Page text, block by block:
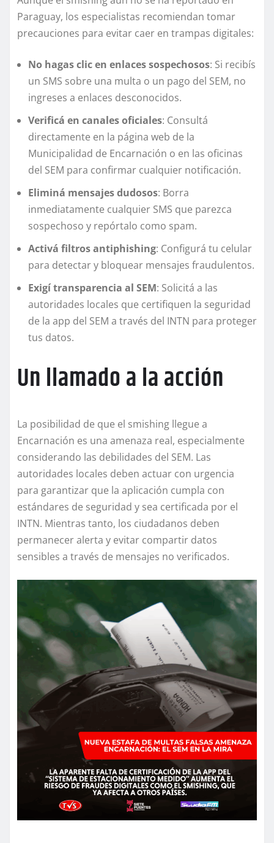
Paraguay, los especialistas recomiendan tomar
precauciones para evitar caer en trampas digitales:
No hagas clic en enlaces sospechosos: Si recibís
un SMS sobre una multa o un pago del SEM, no
ingreses a enlaces desconocidos.
Verificá en canales oficiales: Consultá
directamente en la página web de la
Municipalidad de Encarnación o en las oficinas
del SEM para confirmar cualquier notificación.
Eliminá mensajes dudosos: Borra
inmediatamente cualquier SMS que parezca
sospechoso y repórtalo como spam.
Activá filtros antiphishing: Configurá tu celular
para detectar y bloquear mensajes fraudulentos.
Exigí transparencia al SEM: Solicitá a las
autoridades locales que certifiquen la seguridad
de la app del SEM a través del INTN para proteger
tus datos.
Un llamado a la acción
La posibilidad de que el smishing llegue a
Encarnación es una amenaza real, especialmente
considerando las debilidades del SEM. Las
autoridades locales deben actuar con urgencia
para garantizar que la aplicación cumpla con
estándares de seguridad y sea certificada por el
INTN. Mientras tanto, los ciudadanos deben
permanecer alerta y evitar compartir datos
sensibles a través de mensajes no verificados.